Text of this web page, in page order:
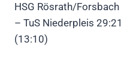
HSG Rösrath/Forsbach
– TuS Niederpleis 29:21
(13:10)